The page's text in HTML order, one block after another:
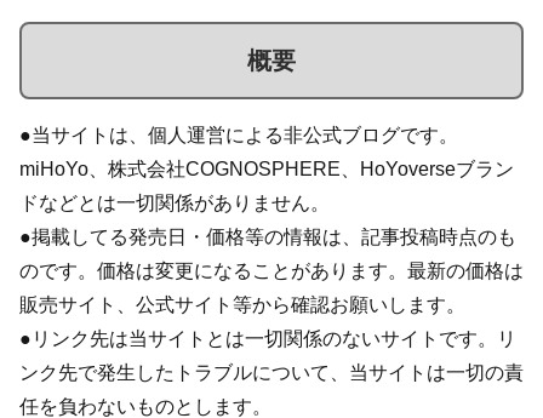
概要
●当サイトは、個人運営による非公式ブログです。
miHoYo、株式会社COGNOSPHERE、HoYoverseブラン
ドなどとは一切関係がありません。
●掲載してる発売日・価格等の情報は、記事投稿時点のも
のです。価格は変更になることがあります。最新の価格は
販売サイト、公式サイト等から確認お願いします。
●リンク先は当サイトとは一切関係のないサイトです。リ
ンク先で発生したトラブルについて、当サイトは一切の責
任を負わないものとします。